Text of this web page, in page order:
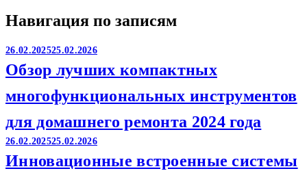
Навигация по записям
26.02.202525.02.2026
Обзор лучших компактных
многофункциональных инструментов
для домашнего ремонта 2024 года
26.02.202525.02.2026
Инновационные встроенные системы